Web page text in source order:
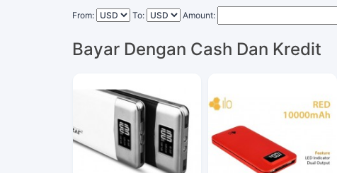
From: To: Amount:
Bayar Dengan Cash Dan Kredit